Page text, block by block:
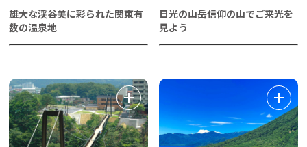
雄大な渓谷美に彩られた関東有
数の温泉地
日光の山岳信仰の山でご来光を
見よう